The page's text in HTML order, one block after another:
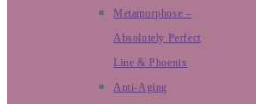
Metamorphose –
Absolutely Perfect
Line & Phoenix
Anti-Aging